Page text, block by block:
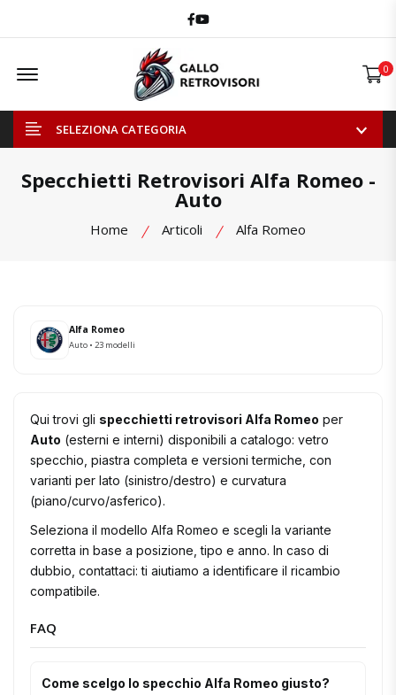
Facebook
Youtube
Offcanvas Menu Open 0
SELEZIONA CATEGORIA
Specchietti Retrovisori Alfa Romeo -
Auto
Home Articoli Alfa Romeo
Alfa Romeo
Auto • 23 modelli
Qui trovi gli specchietti retrovisori Alfa Romeo per
Auto (esterni e interni) disponibili a catalogo: vetro
specchio, piastra completa e versioni termiche, con
varianti per lato (sinistro/destro) e curvatura
(piano/curvo/asferico).
Seleziona il modello Alfa Romeo e scegli la variante
corretta in base a posizione, tipo e anno. In caso di
dubbio, contattaci: ti aiutiamo a identificare il ricambio
compatibile.
FAQ
Come scelgo lo specchio Alfa Romeo giusto?